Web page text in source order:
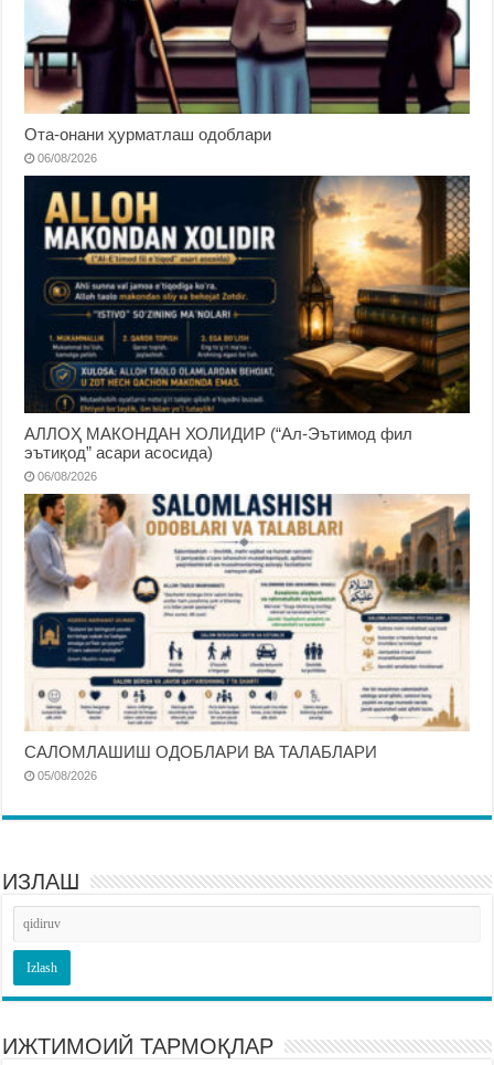
Ота-онани ҳурматлаш одоблари
06/08/2026
АЛЛОҲ МАКОНДАН ХОЛИДИР (“Ал-Эътимод фил
эътиқод” асари асосида)
06/08/2026
САЛОМЛАШИШ ОДОБЛАРИ ВА ТАЛАБЛАРИ
05/08/2026
ИЗЛАШ
ИЖТИМОИЙ ТАРМОҚЛАР